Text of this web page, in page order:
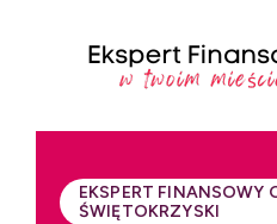
EKSPERT FINANSOWY
ŚWIĘTOKRZYSKI